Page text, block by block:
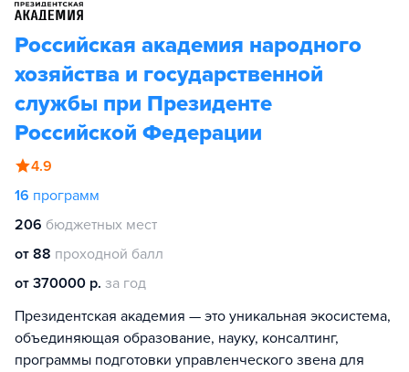
Российская академия народного
хозяйства и государственной
службы при Президенте
Российской Федерации
4.9
16 программ
206 бюджетных мест
от 88 проходной балл
от 370000 р. за год
Президентская академия — это уникальная экосистема,
объединяющая образование, науку, консалтинг,
программы подготовки управленческого звена для